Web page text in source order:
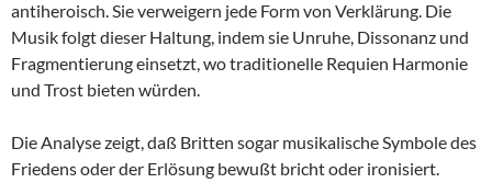
antiheroisch. Sie verweigern jede Form von Verklärung. Die
Musik folgt dieser Haltung, indem sie Unruhe, Dissonanz und
Fragmentierung einsetzt, wo traditionelle Requien Harmonie
und Trost bieten würden.
Die Analyse zeigt, daß Britten sogar musikalische Symbole des
Friedens oder der Erlösung bewußt bricht oder ironisiert.